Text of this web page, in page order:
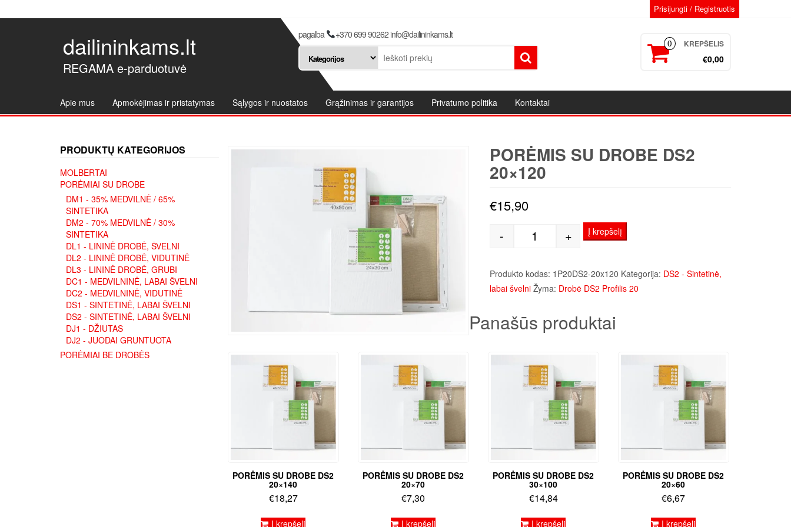
Prisijungti / Registruotis
dailininkams.lt
REGAMA e-parduotuvė
pagalba +370 699 90262 info@dailininkams.lt
0 KREPŠELIS
€0,00
Apie mus Apmokėjimas ir pristatymas Sąlygos ir nuostatos Grąžinimas ir garantijos Privatumo politika Kontaktai
PRODUKTŲ KATEGORIJOS
MOLBERTAI
PORĖMIAI SU DROBE
DM1 - 35% MEDVILNĖ / 65%
SINTETIKA
DM2 - 70% MEDVILNĖ / 30%
SINTETIKA
DL1 - LININĖ DROBĖ, ŠVELNI
DL2 - LININĖ DROBĖ, VIDUTINĖ
DL3 - LININĖ DROBĖ, GRUBI
DC1 - MEDVILNINĖ, LABAI ŠVELNI
DC2 - MEDVILNINĖ, VIDUTINĖ
DS1 - SINTETINĖ, LABAI ŠVELNI
DS2 - SINTETINĖ, LABAI ŠVELNI
DJ1 - DŽIUTAS
DJ2 - JUODAI GRUNTUOTA
PORĖMIAI BE DROBĖS
PORĖMIS SU DROBE DS2
20×120
€15,90
produkto kiekis: Porėmis su drobe DS2 20x120
- + Į krepšelį
Produkto kodas: 1P20DS2-20x120 Kategorija: DS2 - Sintetinė,
labai švelni Žyma: Drobė DS2 Profilis 20
Panašūs produktai
PORĖMIS SU DROBE DS2
20×140
€18,27
Į krepšelį
PORĖMIS SU DROBE DS2
20×70
€7,30
Į krepšelį
PORĖMIS SU DROBE DS2
30×100
€14,84
Į krepšelį
PORĖMIS SU DROBE DS2
20×60
€6,67
Į krepšelį